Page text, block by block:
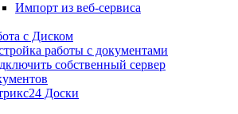
Импорт из веб-сервиса
с Диском
работы с документами
собственный сервер
Доски